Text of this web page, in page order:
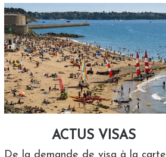
ACTUS VISAS